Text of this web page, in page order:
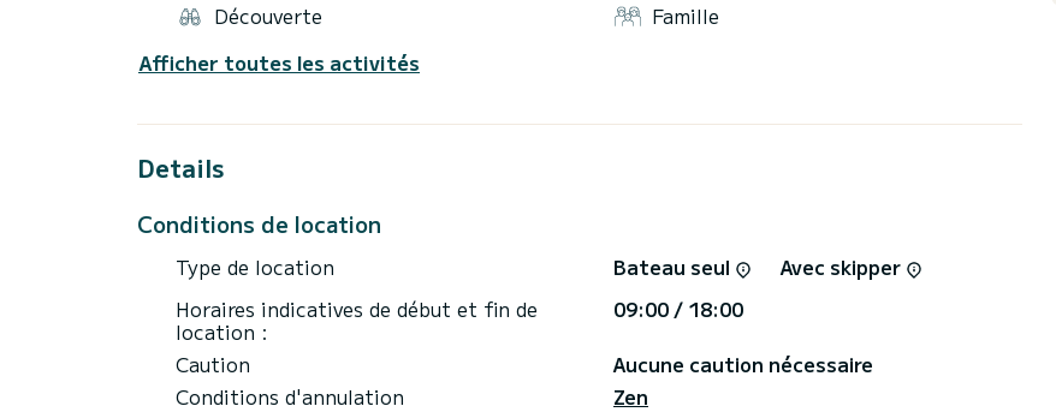
L'intérieur est chargé de tout le confort de la maison et en fait le bateau parfait pour se
détendre entre amis ou en famille.
L'Invictus TT28S offre une stabilité de première classe et le franc-bord élevé garde tout le
Avec la nouvelle configuration hors-bord (YAMAHA 2x200 ch) et le franc-bord élevé,
Découverte
Famille
Afficher toutes les activités
Details
Conditions de location
Type de location Bateau seul
Avec skipper
Horaires indicatives de début et fin de
location :
09:00 / 18:00
Caution
Aucune caution nécessaire
Conditions d'annulation
Zen